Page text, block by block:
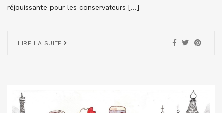
réjouissante pour les conservateurs […]
LIRE LA SUITE